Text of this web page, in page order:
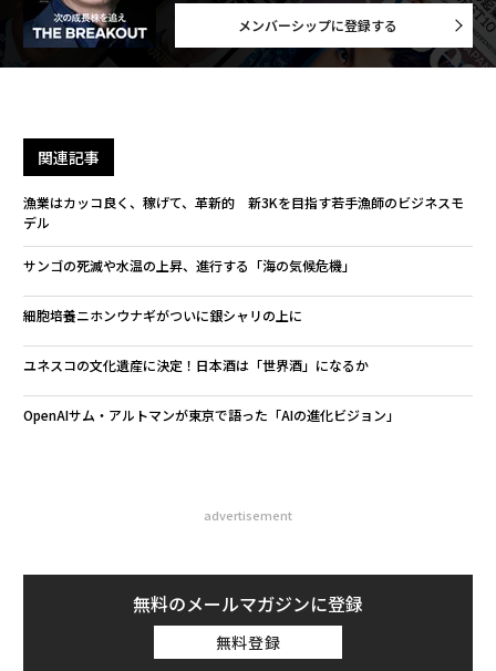
メンバーシップに登録する
関連記事
漁業はカッコ良く、稼げて、革新的 新3Kを目指す若手漁師のビジネスモ
デル
サンゴの死滅や水温の上昇、進行する「海の気候危機」
細胞培養ニホンウナギがついに銀シャリの上に
ユネスコの文化遺産に決定！日本酒は「世界酒」になるか
OpenAIサム・アルトマンが東京で語った「AIの進化ビジョン」
advertisement
無料のメールマガジンに登録
無料登録